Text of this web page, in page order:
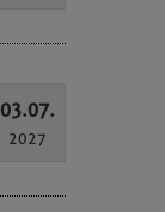
03.07.
2027